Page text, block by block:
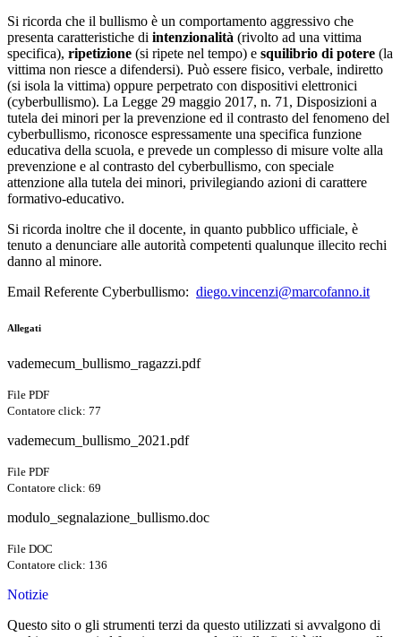
Si ricorda che il bullismo è un comportamento aggressivo che
presenta caratteristiche di intenzionalità (rivolto ad una vittima
specifica), ripetizione (si ripete nel tempo) e squilibrio di potere (la
vittima non riesce a difendersi). Può essere fisico, verbale, indiretto
(si isola la vittima) oppure perpetrato con dispositivi elettronici
(cyberbullismo). La Legge 29 maggio 2017, n. 71, Disposizioni a
tutela dei minori per la prevenzione ed il contrasto del fenomeno del
cyberbullismo, riconosce espressamente una specifica funzione
educativa della scuola, e prevede un complesso di misure volte alla
prevenzione e al contrasto del cyberbullismo, con speciale
attenzione alla tutela dei minori, privilegiando azioni di carattere
formativo-educativo.
Si ricorda inoltre che il docente, in quanto pubblico ufficiale, è
tenuto a denunciare alle autorità competenti qualunque illecito rechi
danno al minore.
Email Referente Cyberbullismo: diego.vincenzi@marcofanno.it
Allegati
vademecum_bullismo_ragazzi.pdf
File PDF
Contatore click: 77
vademecum_bullismo_2021.pdf
File PDF
Contatore click: 69
modulo_segnalazione_bullismo.doc
File DOC
Contatore click: 136
Notizie
Questo sito o gli strumenti terzi da questo utilizzati si avvalgono di